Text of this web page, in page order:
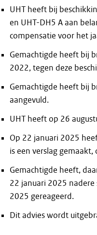
UHT heeft bij
en UHT-DH5 A aan
compensatie voor het
Gemachtigde heeft bij
2022, tegen deze
Gemachtigde heeft bij
aangevuld.
UHT heeft op 26
Op 22 januari 2025
is een verslag
Gemachtigde heeft,
22 januari 2025
2025 gereageerd.
Dit advies wordt